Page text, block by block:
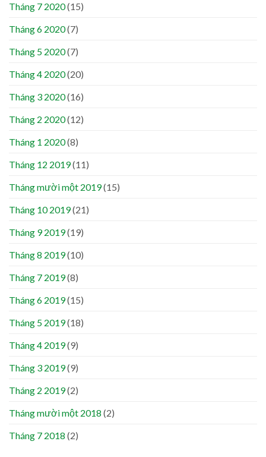
Tháng 7 2020(15)
Tháng 6 2020(7)
Tháng 5 2020(7)
Tháng 4 2020(20)
Tháng 3 2020(16)
Tháng 2 2020(12)
Tháng 1 2020(8)
Tháng 12 2019(11)
Tháng mười một 2019(15)
Tháng 10 2019(21)
Tháng 9 2019(19)
Tháng 8 2019(10)
Tháng 7 2019(8)
Tháng 6 2019(15)
Tháng 5 2019(18)
Tháng 4 2019(9)
Tháng 3 2019(9)
Tháng 2 2019(2)
Tháng mười một 2018 (2)
Tháng 7 2018 (2)